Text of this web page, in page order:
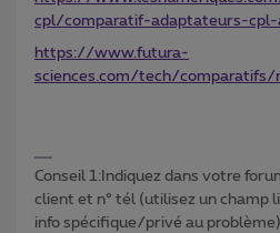
cpl/comparatif-adaptateurs-cpl-
https://www.futura-
sciences.com/tech/
Conseil 1:Indiquez dans votre
client et n° tél (utilisez un champ
info spécifique/privé au